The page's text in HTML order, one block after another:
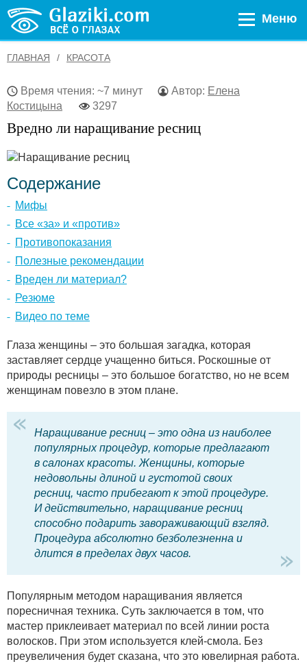
Меню
ГЛАВНАЯ КРАСОТА
Время чтения: ~7 минут Автор: Елена
Костицына
3297
Вредно ли наращивание ресниц
Содержание
Мифы
Все «за» и «против»
Противопоказания
Полезные рекомендации
Вреден ли материал?
Резюме
Видео по теме
Глаза женщины – это большая загадка, которая
заставляет сердце учащенно биться. Роскошные от
природы ресницы – это большое богатство, но не всем
женщинам повезло в этом плане.
Наращивание ресниц – это одна из наиболее
популярных процедур, которые предлагают
в салонах красоты. Женщины, которые
недовольны длиной и густотой своих
ресниц, часто прибегают к этой процедуре.
И действительно, наращивание ресниц
способно подарить завораживающий взгляд.
Процедура абсолютно безболезненна и
длится в пределах двух часов.
Популярным методом наращивания является
поресничная техника. Суть заключается в том, что
мастер приклеивает материал по всей линии роста
волосков. При этом используется клей-смола. Без
преувеличения будет сказана, что это ювелирная работа.